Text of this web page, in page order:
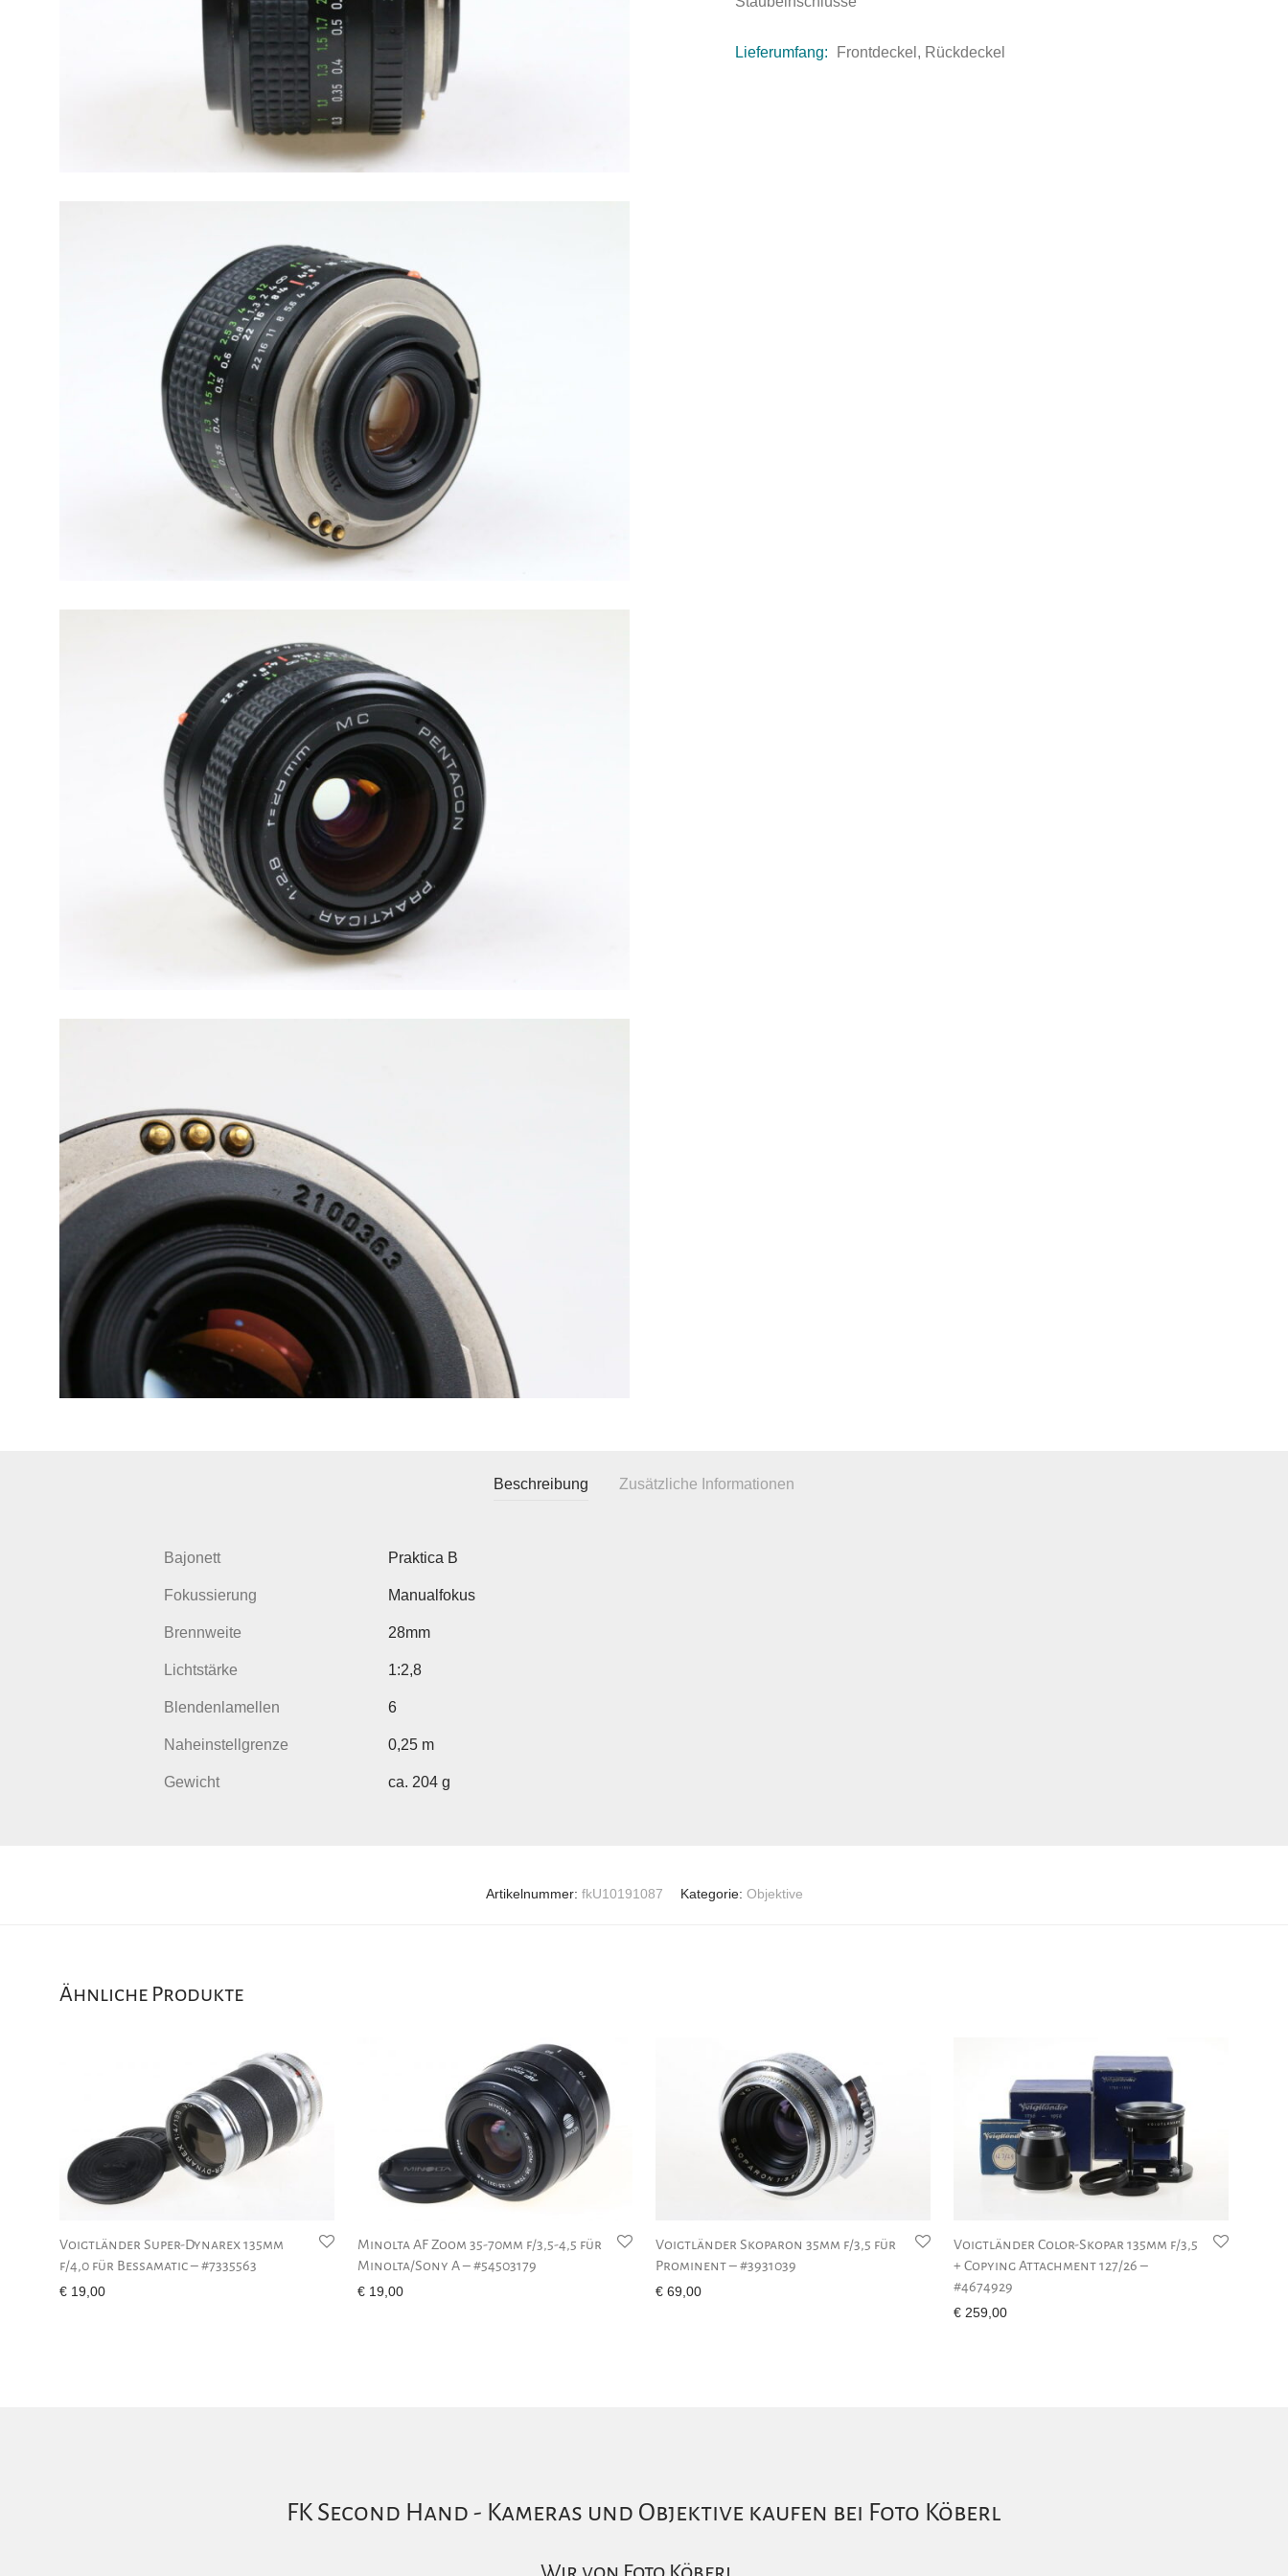
Lieferumfang: Frontdeckel, Rückdeckel
Beschreibung Zusätzliche Informationen
Bajonett Praktica B
Fokussierung Manualfokus
Brennweite 28mm
Lichtstärke 1:2,8
Blendenlamellen 6
Naheinstellgrenze 0,25 m
Gewicht ca. 204 g
Artikelnummer: fkU10191087 Kategorie: Objektive
Ähnliche Produkte
Voigtländer Super-Dynarex 135mm
f/4,0 für Bessamatic – #7335563
€ 19,00
Minolta AF Zoom 35-70mm f/3,5-4,5 für
Minolta/Sony A – #54503179
€ 19,00
Voigtländer Skoparon 35mm f/3,5 für
Prominent – #3931039
€ 69,00
Voigtländer Color-Skopar 135mm f/3,5
+ Copying Attachment 127/26 –
#4674929
€ 259,00
FK Second Hand - Kameras und Objektive kaufen bei Foto Köberl